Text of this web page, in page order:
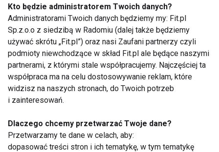
By zapewnić regularne dostarczanie do organizmu
odpowiednich ilości substancji bioaktywnych,
powinny być one dodawane do produktów często
spożywanych w naszej zwyczajowej diecie, np. do
przetworów mlecznych, zbożowych czy napojów
owocowych. Ze względu na specyficzny skład
żywność funkcjonalną dzielimy na:
składnika, którego niedostateczna
podaż sprzyja zaburzeniom
Kto będzie administratorem Twoich danych?
Administratorami Twoich danych będziemy my: Fit.pl
Sp.z.o.o z siedzibą w Radomiu (dalej także będziemy
używać skrótu „Fit.pl”) oraz nasi Zaufani partnerzy czyli
podmioty niewchodzące w skład Fit.pl ale będące naszymi
partnerami, z którymi stale współpracujemy. Najczęściej ta
współpraca ma na celu dostosowywanie reklam, które
widzisz na naszych stronach, do Twoich potrzeb
i zainteresowań.
Dlaczego chcemy przetwarzać Twoje dane?
Przetwarzamy te dane w celach, aby:
dopasować treści stron i ich tematykę, w tym tematykę